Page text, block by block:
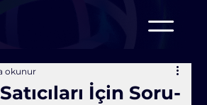
İçin Soru-
okunur